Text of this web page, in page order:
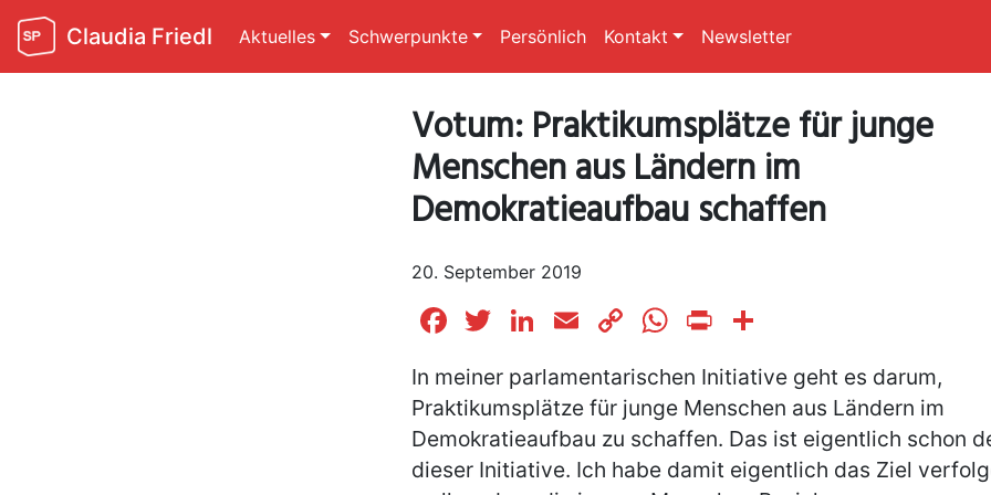
Claudia Friedl Aktuelles Schwerpunkte Persönlich Kontakt Newsletter
Votum: Praktikumsplätze für junge
Menschen aus Ländern im
Demokratieaufbau schaffen
20. September 2019
Facebook
Twitter
LinkedIn
EmailCopyWhatsApp
Print
In meiner parlamentarischen Initiative geht es darum,
Praktikumsplätze für junge Menschen aus Ländern im
Demokratieaufbau zu schaffen. Das ist eigentlich schon
dieser Initiative. Ich habe damit eigentlich das Ziel